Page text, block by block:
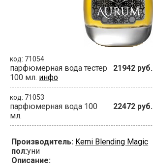
код: 71054
парфюмерная вода тестер
100 мл. инфо
21942 руб.
код: 71053
парфюмерная вода 100
мл.
22472 руб.
Производитель: Kemi Blending Magic
пол:уни
Описание: